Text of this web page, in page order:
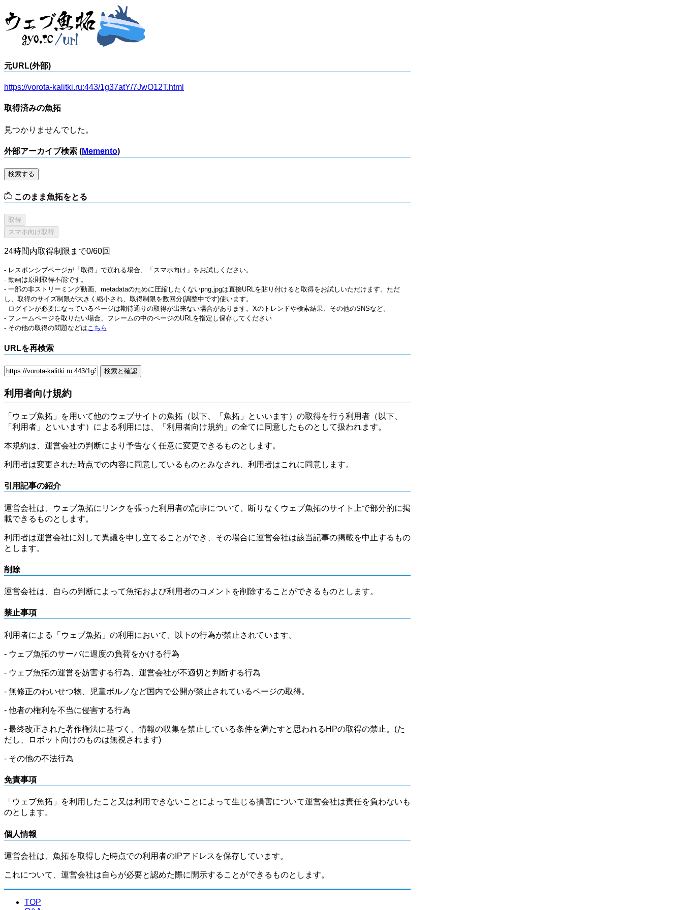
元URL(外部)
https://vorota-kalitki.ru:443/1g37atY/7JwO12T.html
取得済みの魚拓
見つかりませんでした。
外部アーカイブ検索 (Memento)
検索する
このまま魚拓をとる
24時間内取得制限まで0/60回
- レスポンシブページが「取得」で崩れる場合、「スマホ向け」をお試しください。
- 動画は原則取得不能です。
- 一部の非ストリーミング動画、metadataのために圧縮したくないpng,jpgは直接URLを貼り付けると取得をお試しいただけます。ただ
し、取得のサイズ制限が大きく縮小され、取得制限を数回分(調整中です)使います。
- ログインが必要になっているページは期待通りの取得が出来ない場合があります。Xのトレンドや検索結果、その他のSNSなど。
- フレームページを取りたい場合、フレームの中のページのURLを指定し保存してください
- その他の取得の問題などは こちら
URLを再検索
利用者向け規約
「ウェブ魚拓」を用いて他のウェブサイトの魚拓（以下、「魚拓」といいます）の取得を行う利用者（以下、
「利用者」といいます）による利用には、「利用者向け規約」の全てに同意したものとして扱われます。
本規約は、運営会社の判断により予告なく任意に変更できるものとします。
利用者は変更された時点での内容に同意しているものとみなされ、利用者はこれに同意します。
引用記事の紹介
運営会社は、ウェブ魚拓にリンクを張った利用者の記事について、断りなくウェブ魚拓のサイト上で部分的に掲
載できるものとします。
利用者は運営会社に対して異議を申し立てることができ、その場合に運営会社は該当記事の掲載を中止するもの
とします。
削除
運営会社は、自らの判断によって魚拓および利用者のコメントを削除することができるものとします。
禁止事項
利用者による「ウェブ魚拓」の利用において、以下の行為が禁止されています。
- ウェブ魚拓のサーバに過度の負荷をかける行為
- ウェブ魚拓の運営を妨害する行為、運営会社が不適切と判断する行為
- 無修正のわいせつ物、児童ポルノなど国内で公開が禁止されているページの取得。
- 他者の権利を不当に侵害する行為
- 最終改正された著作権法に基づく、情報の収集を禁止している条件を満たすと思われるHPの取得の禁止。(た
だし、ロボット向けのものは無視されます)
- その他の不法行為
免責事項
「ウェブ魚拓」を利用したこと又は利用できないことによって生じる損害について運営会社は責任を負わないも
のとします。
個人情報
運営会社は、魚拓を取得した時点での利用者のIPアドレスを保存しています。
これについて、運営会社は自らが必要と認めた際に開示することができるものとします。
TOP